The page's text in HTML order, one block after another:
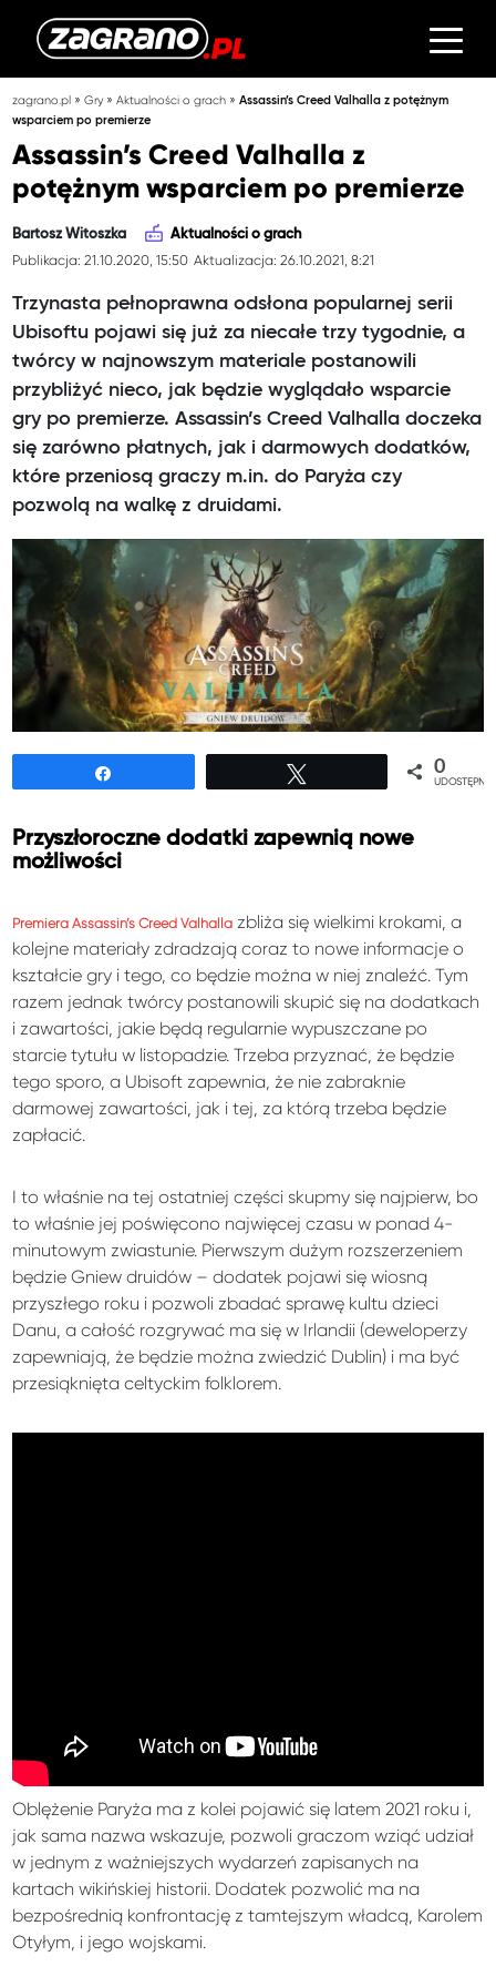
zagrano.pl »Gry»Aktualności o grach »Assassin’s Creed Valhalla z potężnym
wsparciem po premierze
Assassin’s Creed Valhalla z
potężnym wsparciem po premierze
Bartosz Witoszka Aktualności o grach
Publikacja: 21.10.2020, 15:50 Aktualizacja: 26.10.2021, 8:21
Trzynasta pełnoprawna odsłona popularnej serii
Ubisoftu pojawi się już za niecałe trzy tygodnie, a
twórcy w najnowszym materiale postanowili
przybliżyć nieco, jak będzie wyglądało wsparcie
gry po premierze. Assassin’s Creed Valhalla doczeka
się zarówno płatnych, jak i darmowych dodatków,
które przeniosą graczy m.in. do Paryża czy
pozwolą na walkę z druidami.
0
Przyszłoroczne dodatki zapewnią nowe
możliwości
Premiera Assassin’s Creed Valhalla zbliża się wielkimi krokami, a
kolejne materiały zdradzają coraz to nowe informacje o
kształcie gry i tego, co będzie można w niej znaleźć. Tym
razem jednak twórcy postanowili skupić się na dodatkach
i zawartości, jakie będą regularnie wypuszczane po
starcie tytułu w listopadzie. Trzeba przyznać, że będzie
tego sporo, a Ubisoft zapewnia, że nie zabraknie
darmowej zawartości, jak i tej, za którą trzeba będzie
zapłacić.
I to właśnie na tej ostatniej części skupmy się najpierw, bo
to właśnie jej poświęcono najwięcej czasu w ponad 4-
minutowym zwiastunie. Pierwszym dużym rozszerzeniem
będzie Gniew druidów – dodatek pojawi się wiosną
przyszłego roku i pozwoli zbadać sprawę kultu dzieci
Danu, a całość rozgrywać ma się w Irlandii (deweloperzy
zapewniają, że będzie można zwiedzić Dublin) i ma być
przesiąknięta celtyckim folklorem.
Oblężenie Paryża ma z kolei pojawić się latem 2021 roku i,
jak sama nazwa wskazuje, pozwoli graczom wziąć udział
w jednym z ważniejszych wydarzeń zapisanych na
kartach wikińskiej historii. Dodatek pozwolić ma na
bezpośrednią konfrontację z tamtejszym władcą, Karolem
Otyłym, i jego wojskami.